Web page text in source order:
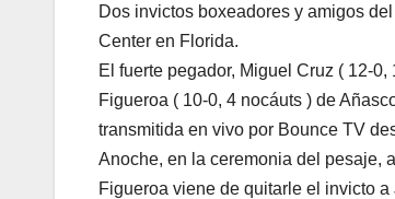
Dos invictos boxeadores y amigos
Center en Florida.
El fuerte pegador, Miguel Cruz ( 12-
Figueroa ( 10-0, 4 nocáuts ) de
transmitida en vivo por Bounce TV
Anoche, en la ceremonia del pesaje,
Figueroa viene de quitarle el invicto